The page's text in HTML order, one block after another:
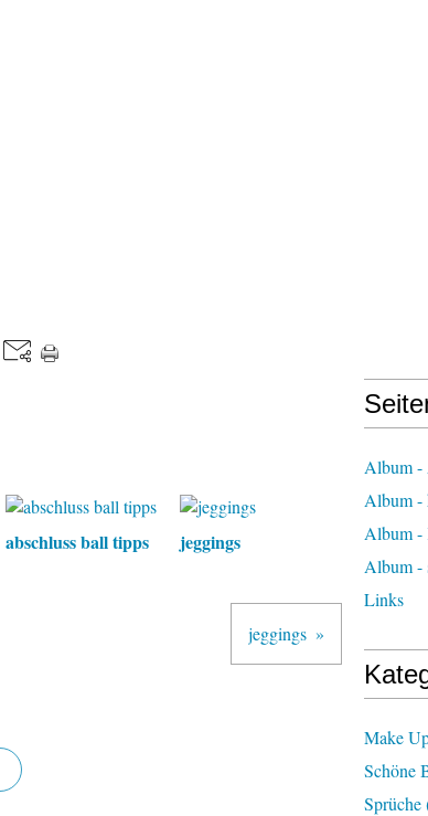
abschluss ball tipps jeggings
jeggings
Album -
Album -
Album -
Album -
Links
Make
Schöne
Sprüche